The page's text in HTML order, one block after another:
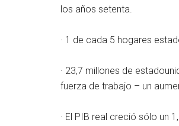
los años setenta.
· 1 de cada 5 hogares
· 23,7 millones de
fuerza de trabajo – un
· El PIB real creció sólo un